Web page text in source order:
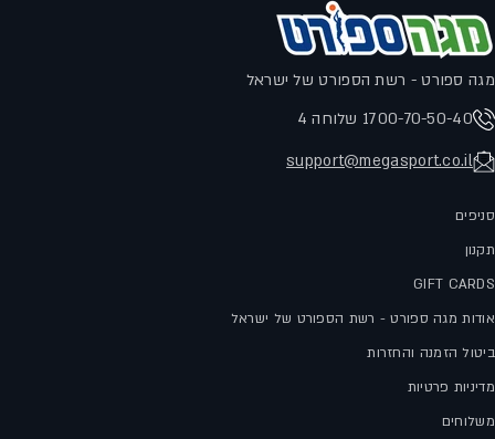
מגה ספורט - רשת הספורט של ישראל
1700-70-50-40 שלוחה 4
support@megasport.co.il
סניפים
תקנון
GIFT CARDS
אודות מגה ספורט - רשת הספורט של ישראל
ביטול הזמנה והחזרות
מדיניות פרטיות
משלוחים